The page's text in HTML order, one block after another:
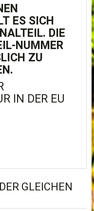
ES SICH
DIE
NUMMER
ZU V
IN DER EU
GLEICHEN